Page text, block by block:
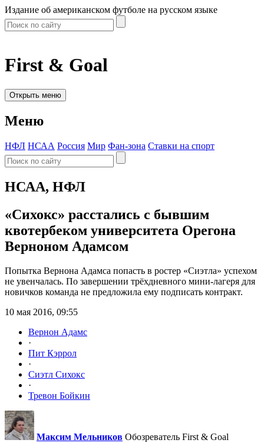
Издание об американском футболе на русском языке
First & Goal
Открыть меню
Меню
НФЛ НСАА Россия Мир Фан-зона Ставки на спорт
НСАА, НФЛ
«Сихокс» расстались с бывшим
квотербеком университета Орегона
Верноном Адамсом
Попытка Вернона Адамса попасть в ростер «Сиэтла» успехом
не увенчалась. По завершении трёхдневного мини-лагеря для
новичков команда не предложила ему подписать контракт.
10 мая 2016, 09:55
Вернон Адамс
·
Пит Кэррол
·
Сиэтл Сихокс
·
Тревон Бойкин
Максим Мельников Обозреватель First & Goal